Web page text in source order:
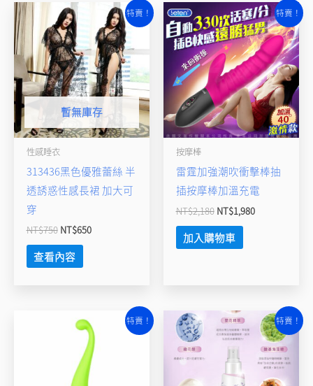
特賣！
暫無庫存
性感睡衣
313436黑色優雅蕾絲 半
透誘惑性感長裙 加大可
穿
NT$750
原
始
價
格：
NT$750。
NT$650
價
格：
NT$650。
查看內容
特賣！
按摩棒
雷霆加強潮吹衝擊棒抽
插按摩棒加溫充電
NT$2,180
始
價
格：
NT$2,180。
NT$1,980
目
前
價
格：
NT$1,980。
加入購物車
特賣！
始
格：
NT$2,500。
特賣！
始
價
NT$550。
目
前
價
NT$380。